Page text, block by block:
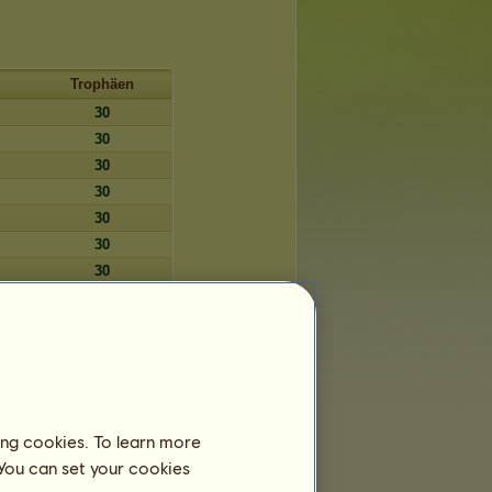
Trophäen
30
30
30
30
30
30
30
30
cookies. To learn more
can set your cookies